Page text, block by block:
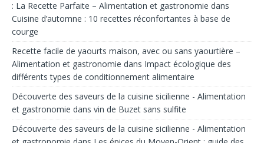
: La Recette Parfaite – Alimentation et gastronomie dans
Cuisine d’automne : 10 recettes réconfortantes à base de
courge
Recette facile de yaourts maison, avec ou sans yaourtière –
Alimentation et gastronomie dans Impact écologique des
différents types de conditionnement alimentaire
Découverte des saveurs de la cuisine sicilienne - Alimentation
et gastronomie dans vin de Buzet sans sulfite
Découverte des saveurs de la cuisine sicilienne - Alimentation